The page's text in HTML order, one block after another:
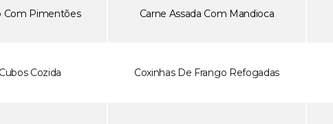
Com Pimentões Carne Assada Com Mandioca
Cozida Coxinhas De Frango Refogadas